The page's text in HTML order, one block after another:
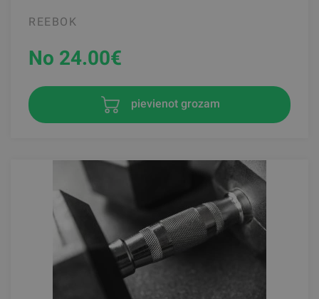
REEBOK
No 24.00€
pievienot grozam